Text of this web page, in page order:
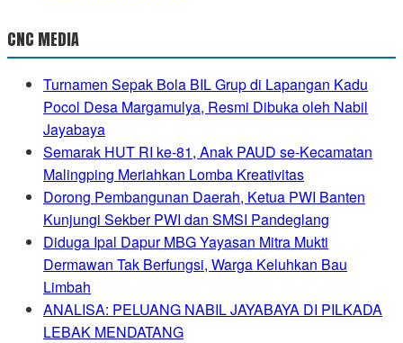
CNC MEDIA
Turnamen Sepak Bola BIL Grup di Lapangan Kadu
Pocol Desa Margamulya, Resmi Dibuka oleh Nabil
Jayabaya
Semarak HUT RI ke-81, Anak PAUD se-Kecamatan
Malingping Meriahkan Lomba Kreativitas
Dorong Pembangunan Daerah, Ketua PWI Banten
Kunjungi Sekber PWI dan SMSI Pandeglang
Diduga Ipal Dapur MBG Yayasan Mitra Mukti
Dermawan Tak Berfungsi, Warga Keluhkan Bau
Limbah
ANALISA: PELUANG NABIL JAYABAYA DI PILKADA
LEBAK MENDATANG